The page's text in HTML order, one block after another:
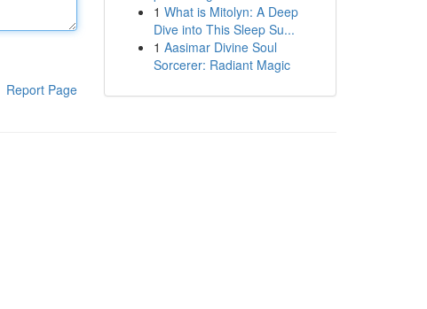
Report Page
1 What is Mitolyn: A Deep
Dive into This Sleep Su...
1 Aasimar Divine Soul
Sorcerer: Radiant Magic